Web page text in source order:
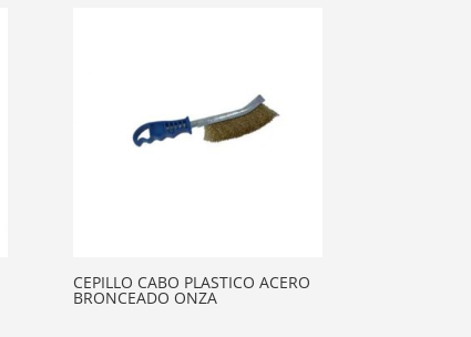
CEPILLO CABO PLASTICO ACERO
BRONCEADO ONZA